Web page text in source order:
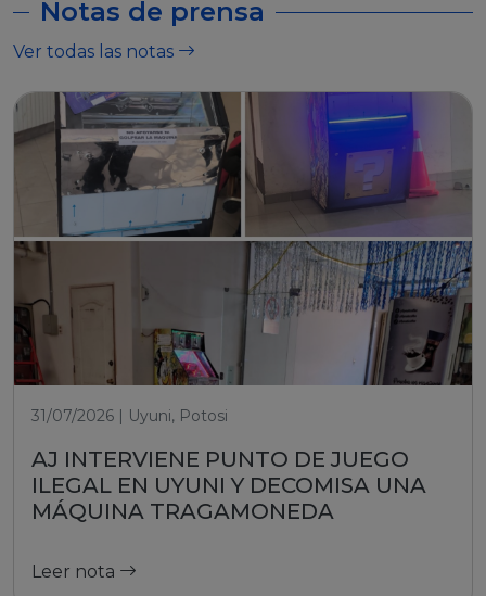
Notas de prensa
Ver todas las notas
31/07/2026 | Uyuni, Potosi
AJ INTERVIENE PUNTO DE JUEGO
ILEGAL EN UYUNI Y DECOMISA UNA
MÁQUINA TRAGAMONEDA
Leer nota